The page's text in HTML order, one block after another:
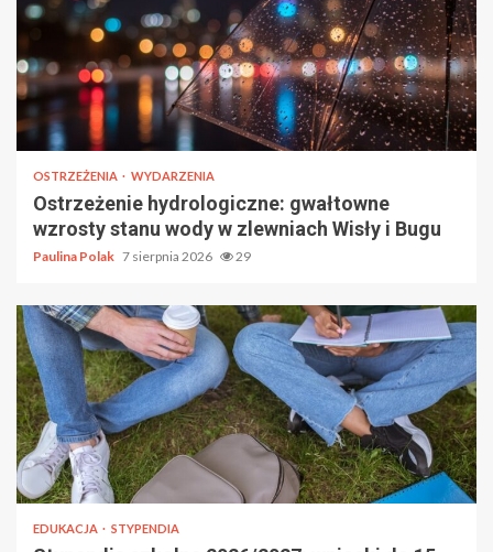
OSTRZEŻENIA WYDARZENIA
Ostrzeżenie hydrologiczne: gwałtowne
wzrosty stanu wody w zlewniach Wisły i Bugu
Paulina Polak 7 sierpnia 2026 29
EDUKACJA STYPENDIA